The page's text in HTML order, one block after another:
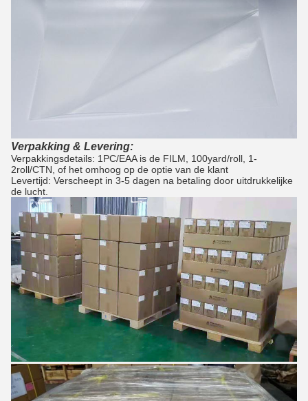
Verpakking & Levering:
Verpakkingsdetails: 1PC/EAA is de FILM, 100yard/roll, 1-
2roll/CTN , of het omhoog op de optie van de klant
Levertijd: Verscheept in 3-5 dagen na betaling door uitdrukkelijke
de lucht.